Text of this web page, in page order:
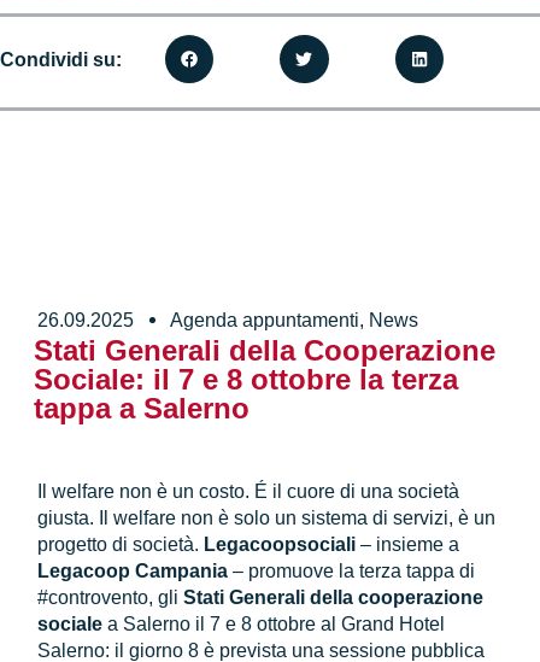
26.09.2025 Agenda appuntamenti, News
Stati Generali della Cooperazione
Sociale: il 7 e 8 ottobre la terza
tappa a Salerno
Il welfare non è un costo. É il cuore di una società
giusta. Il welfare non è solo un sistema di servizi, è un
progetto di società. Legacoopsociali– insieme a
Legacoop Campania – promuove la terza tappa di
#controvento, gliStati Generali della cooperazione
sociale a Salerno il 7 e 8 ottobre al Grand Hotel
Salerno: il giorno 8 è prevista una sessione pubblica
Condividi su: